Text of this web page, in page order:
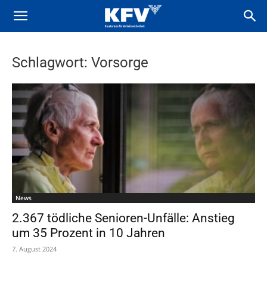
Schlagwort: Vorsorge
News
2.367 tödliche Senioren-Unfälle: Anstieg
um 35 Prozent in 10 Jahren
7. August 2024